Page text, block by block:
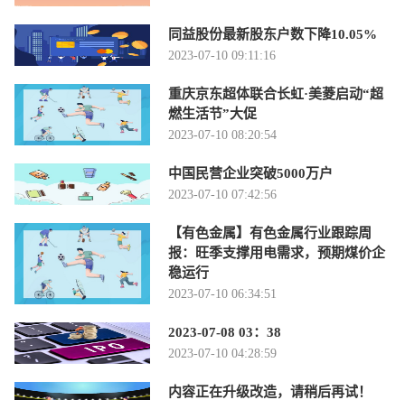
同益股份最新股东户数下降10.05%
2023-07-10 09:11:16
重庆京东超体联合长虹·美菱启动“超
燃生活节”大促
2023-07-10 08:20:54
中国民营企业突破5000万户
2023-07-10 07:42:56
【有色金属】有色金属行业跟踪周
报：旺季支撑用电需求，预期煤价企
稳运行
2023-07-10 06:34:51
2023-07-08 03：38
2023-07-10 04:28:59
内容正在升级改造，请稍后再试！